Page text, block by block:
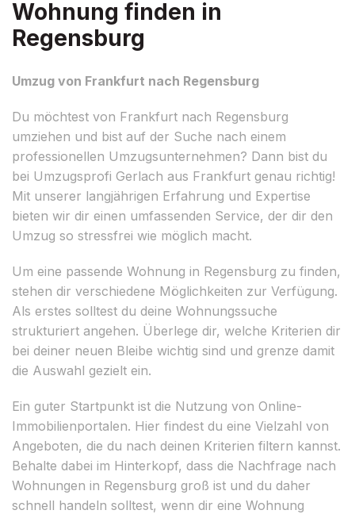
Wohnung finden in
Regensburg
Umzug von Frankfurt nach Regensburg
Du möchtest von Frankfurt nach Regensburg
umziehen und bist auf der Suche nach einem
professionellen Umzugsunternehmen? Dann bist du
bei Umzugsprofi Gerlach aus Frankfurt genau richtig!
Mit unserer langjährigen Erfahrung und Expertise
bieten wir dir einen umfassenden Service, der dir den
Umzug so stressfrei wie möglich macht.
Um eine passende Wohnung in Regensburg zu finden,
stehen dir verschiedene Möglichkeiten zur Verfügung.
Als erstes solltest du deine Wohnungssuche
strukturiert angehen. Überlege dir, welche Kriterien dir
bei deiner neuen Bleibe wichtig sind und grenze damit
die Auswahl gezielt ein.
Ein guter Startpunkt ist die Nutzung von Online-
Immobilienportalen. Hier findest du eine Vielzahl von
Angeboten, die du nach deinen Kriterien filtern kannst.
Behalte dabei im Hinterkopf, dass die Nachfrage nach
Wohnungen in Regensburg groß ist und du daher
schnell handeln solltest, wenn dir eine Wohnung